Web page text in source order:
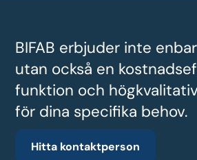
BIFAB erbjuder inte
utan också en
funktion och
för dina specifika behov.
Hitta kontaktperson